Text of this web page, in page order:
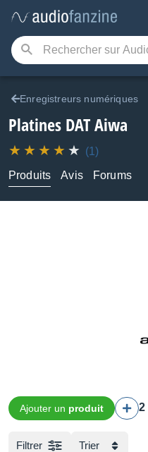
Enregistreurs numériques
Platines DATAiwa
(1)
Produits
Avis Forums
Ajouter un produit 2
Filtrer Trier